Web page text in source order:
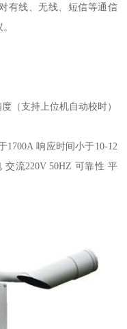
有线、无线、短信等通信
（支持上位机自动校时）
1700A 响应时间小于10-12
流220V 50HZ 可靠性 平